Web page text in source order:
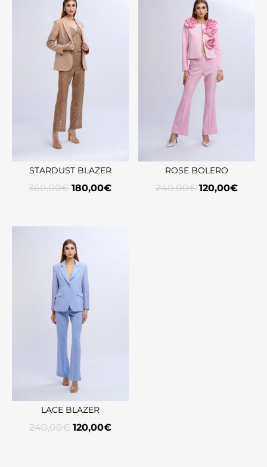
STARDUST BLAZER
360,00€ 180,00€
ROSE BOLERO
240,00€ 120,00€
LACE BLAZER
240,00€ 120,00€